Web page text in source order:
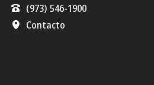
(973) 546-1900
Contacto